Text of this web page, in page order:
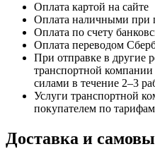
Оплата картой на сайте
Оплата наличными при
Оплата по счету
Оплата переводом
При отправке в другие
транспортной
силами в течение 2–3
Услуги транспортной
покупателем по
Доставка и